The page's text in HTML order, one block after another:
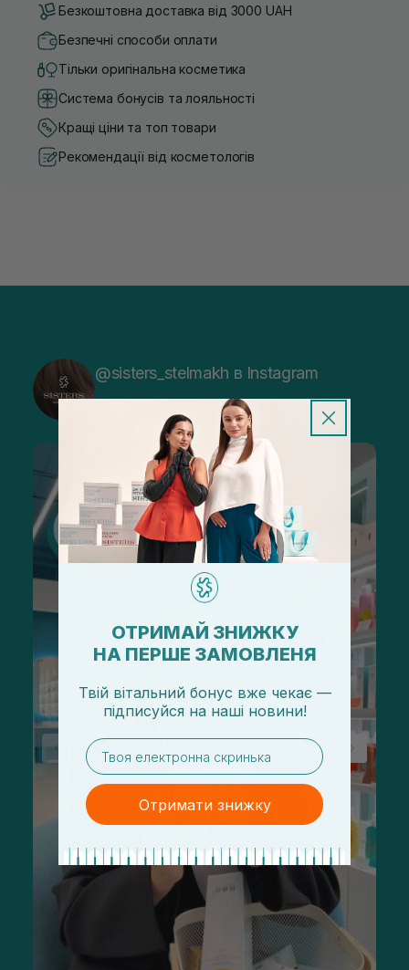
Безкоштовна доставка від 3000 UAH
Безпечні способи оплати
Тільки оригінальна косметика
Система бонусів та лояльності
Кращі ціни та топ товари
Рекомендації від косметологів
@sisters_stelmakh в Instagram
ОТРИМАЙ ЗНИЖКУ
НА ПЕРШЕ ЗАМОВЛЕНЯ
Твій вітальний бонус вже чекає —
підписуйся на наші новини!
email
Отримати знижку